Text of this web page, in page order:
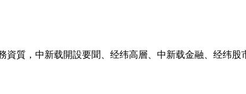
資質，中新载開設要聞、经纬高層、中新载金融、经纬